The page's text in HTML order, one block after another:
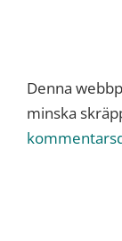
Denna
minska